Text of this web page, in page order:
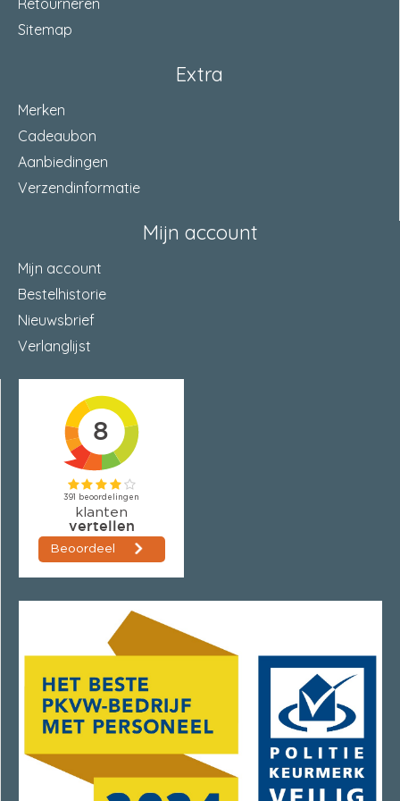
Retourneren
Sitemap
Extra
Merken
Cadeaubon
Aanbiedingen
Verzendinformatie
Mijn account
Mijn account
Bestelhistorie
Nieuwsbrief
Verlanglijst